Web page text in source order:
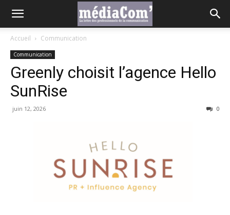
Accueil Communication
Communication
Greenly choisit l’agence Hello
SunRise
juin 12, 2026 0